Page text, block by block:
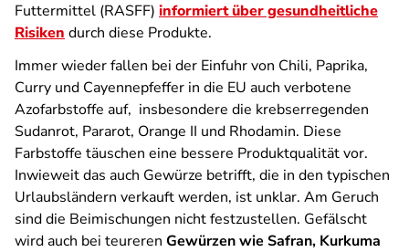
Futtermittel (RASFF) informiert über gesundheitliche
Risiken durch diese Produkte.
Immer wieder fallen bei der Einfuhr von Chili, Paprika,
Curry und Cayennepfeffer in die EU auch verbotene
Azofarbstoffe auf, insbesondere die krebserregenden
Sudanrot, Pararot, Orange II und Rhodamin. Diese
Farbstoffe täuschen eine bessere Produktqualität vor.
Inwieweit das auch Gewürze betrifft, die in den typischen
Urlaubsländern verkauft werden, ist unklar. Am Geruch
sind die Beimischungen nicht festzustellen. Gefälscht
wird auch bei teureren Gewürzen wie Safran, Kurkuma